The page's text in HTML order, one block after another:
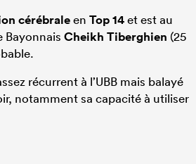
cérébraleen Top 14et est au
Bayonnais Cheikh Tiberghien (25
récurrent à l’UBB mais balayé
notamment sa capacité à utiliser